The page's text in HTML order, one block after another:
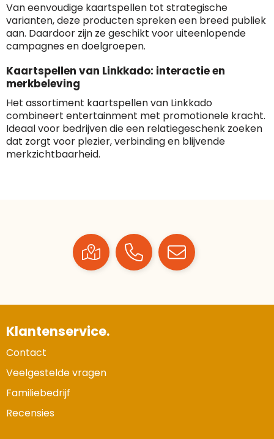
Van eenvoudige kaartspellen tot strategische
varianten, deze producten spreken een breed publiek
aan. Daardoor zijn ze geschikt voor uiteenlopende
campagnes en doelgroepen.
Kaartspellen van Linkkado: interactie en
merkbeleving
Het assortiment kaartspellen van Linkkado
combineert entertainment met promotionele kracht.
Ideaal voor bedrijven die een relatiegeschenk zoeken
dat zorgt voor plezier, verbinding en blijvende
merkzichtbaarheid.
Klantenservice.
Contact
Veelgestelde vragen
Familiebedrijf
Recensies